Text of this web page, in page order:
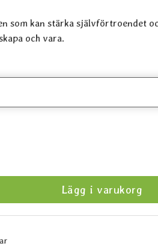
som kan stärka självförtroendet
och vara.
Lägg i varukorg